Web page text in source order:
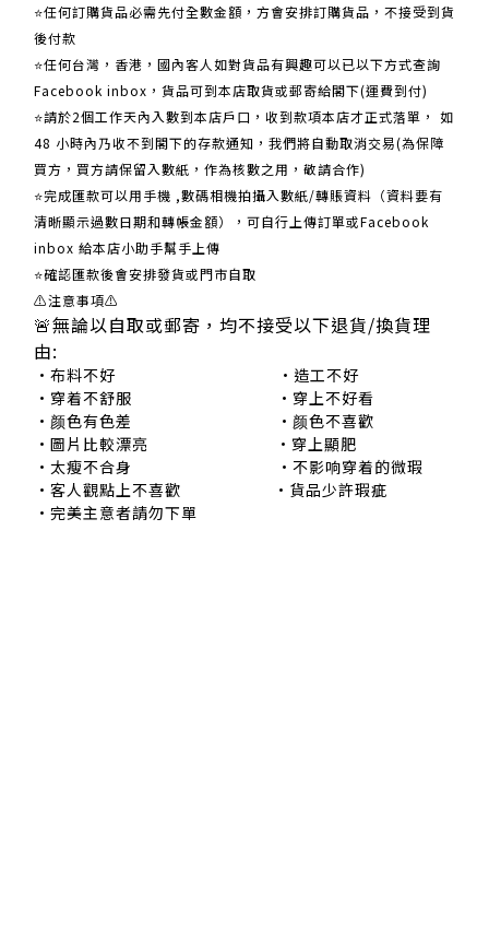
⭐任何訂購貨品必需先付全數金額，方會安排訂購貨品，不接受到貨
後付款
⭐任何台灣，香港，國內客人如對貨品有興趣可以已以下方式查詢
Facebook inbox，貨品可到本店取貨或郵寄給閣下(運費到付)
​​⭐請於2個工作天內入數到本店戶口，收到款項本店才正式落單， 如
48 小時內乃收不到閣下的存款通知，我們將自動取消交易(為保障
買方，買方請保留入數紙，作為核數之用，敬請合作)
⭐完成匯款可以用手機 ,數碼相機拍攝入數紙/轉賬資料（資料要有
清晰顯示過數日期和轉帳金額），可自行上傳訂單或Facebook
inbox 給本店小助手幫手上傳
⭐確認匯款後會安排發貨或門市自取
⚠注意事項⚠
🚨無論以自取或郵寄，均不接受以下退貨/換貨理
由:
•布料不好 •造工不好
•穿着不舒服 •穿上不好看
•颜色有色差 •颜色不喜歡
•圖片比較漂亮 •穿上顯肥
•太瘦不合身 •不影响穿着的微瑕
•客人觀點上不喜歡 •貨品少許瑕疵
•完美主意者請勿下單